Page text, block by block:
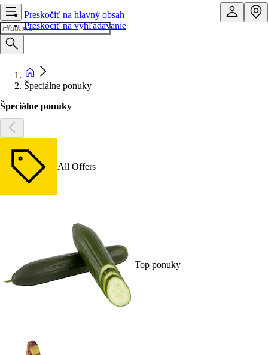
Preskočiť na hlavný obsah
Preskočiť na vyhľadávanie
Špeciálne ponuky
Špeciálne ponuky
All Offers
Top ponuky